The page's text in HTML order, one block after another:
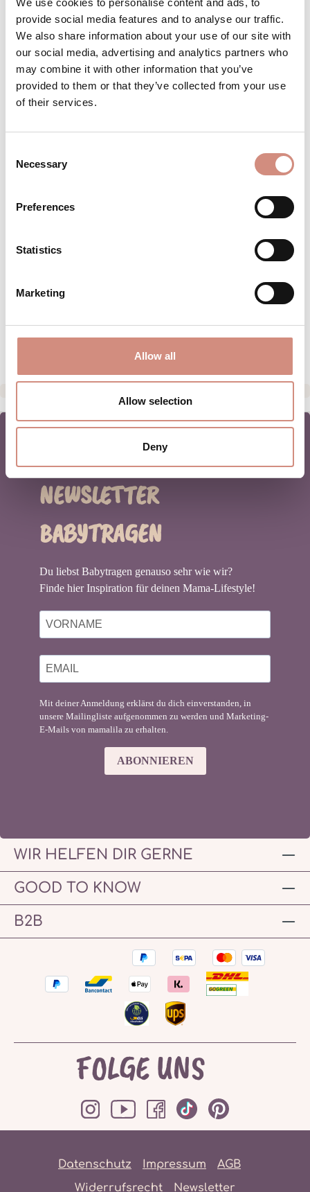
provide social media features and to analyse our traffic.
We also share information about your use of our site with
our social media, advertising and analytics partners who
may combine it with other information that you’ve
provided to them or that they’ve collected from your use
of their services.
Selection
Necessary
Preferences
Statistics
Marketing
Allow all
Allow selection
Deny
Produkt Anzahl: Gib den
Stk IN DEN WARENKORB
Produktnummer:FJ-xs-sl
Baby und darüber hinaus Ursprünglich
für die ersten Wochen mit Neugeborenem
MATERIAL
HERSTELLERANGABEN
NEWSLETTER
BABYTRAGEN
Du liebst Babytragen genauso sehr wie wir?
Finde hier Inspiration für deinen Mama-Lifestyle!
Mit deiner Anmeldung erklärst du dich einverstanden, in
unsere Mailingliste aufgenommen zu werden und Marketing-
E-Mails von mamalila zu erhalten.
ABONNIEREN
WIR HELFEN DIR GERNE
GOOD TO KNOW
B2B
FOLGE UNS
Datenschutz Impressum
AGB
Widerrufsrecht
Newsletter